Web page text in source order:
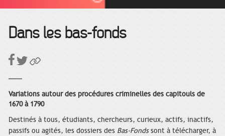
Dans les bas-fonds
Variations autour des procédures criminelles des capitouls de
1670 à 1790
Destinés à tous, étudiants, chercheurs, curieux, actifs, inactifs,
passifs ou agités, les dossiers des Bas-Fondssont à télécharger, à